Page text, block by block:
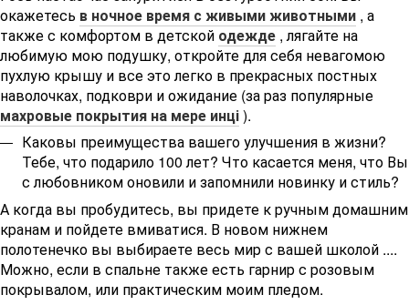
окажетесь в ночное время с живыми животными , а
также с комфортом в детской одежде , лягайте на
любимую мою подушку, откройте для себя невагомою
пухлую крышу и все это легко в прекрасных постных
наволочках, подковри и ожидание (за раз популярные
махровые покрытия на мере инці).
Каковы преимущества вашего улучшения в жизни?
Тебе, что подарило 100 лет? Что касается меня, что Вы
с любовником оновили и запомнили новинку и стиль?
А когда вы пробудитесь, вы придете к ручным домашним
кранам и пойдете вмиватися. В новом нижнем
полотенечко вы выбираете весь мир с вашей школой ....
Можно, если в спальне также есть гарнир с розовым
покрывалом, или практическим моим пледом.